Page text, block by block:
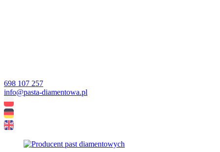
698 107 257
info@pasta-diamentowa.pl